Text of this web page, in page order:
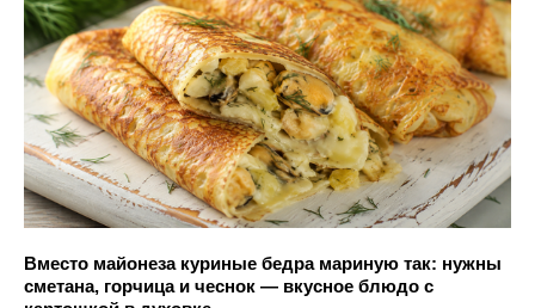
Вместо майонеза куриные бедра мариную так: нужны
сметана, горчица и чеснок — вкусное блюдо с